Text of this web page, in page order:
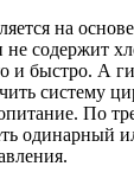
на
содержит
и быстро. А
систему
По
одинарный